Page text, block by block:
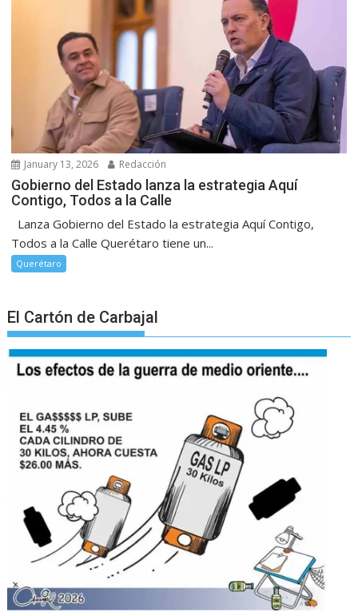
January 13, 2026 Redacción
Gobierno del Estado lanza la estrategia Aquí
Contigo, Todos a la Calle
Lanza Gobierno del Estado la estrategia Aquí Contigo,
Todos a la Calle Querétaro tiene un...
Querétaro
El Cartón de Carbajal